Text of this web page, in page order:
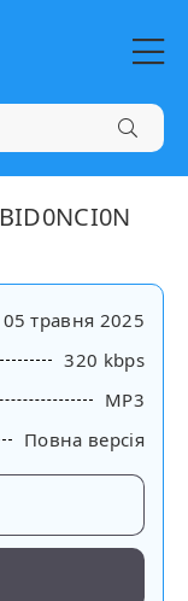
05 травня 2025
320 kbps
MP3
Повна версія